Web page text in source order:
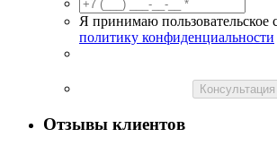
Я принимаю пользовательское
политику конфиденциальности
Консультация
Отзывы клиентов